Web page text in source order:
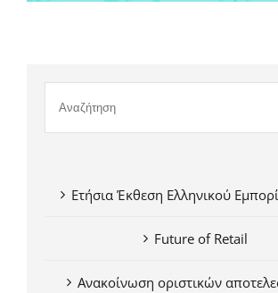
Ετήσια Έκθεση Ελληνικού
Future of Retail
Ανακοίνωση οριστικών